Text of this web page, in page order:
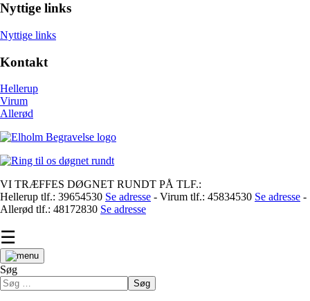
Nyttige links
Nyttige links
Kontakt
Hellerup
Virum
Allerød
VI TRÆFFES DØGNET RUNDT PÅ TLF.:
Hellerup tlf.: 39654530 Se adresse - Virum tlf.: 45834530 Se adresse -
Allerød tlf.: 48172830 Se adresse
☰
Søg
Søg